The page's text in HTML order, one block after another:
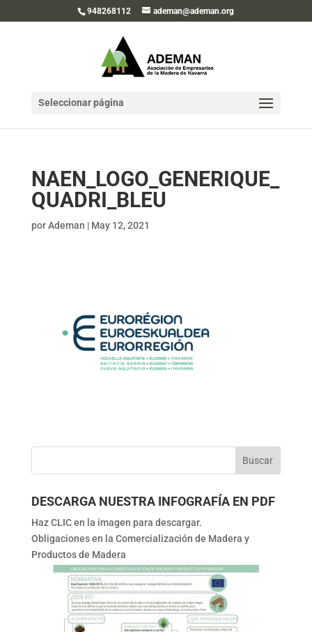
948268112 ademan@ademan.org
Seleccionar página
NAEN_LOGO_GENERIQUE_
QUADRI_BLEU
porAdeman | May 12, 2021
DESCARGA NUESTRA INFOGRAFÍA EN PDF
Haz CLIC en la imagen para descargar.
Obligaciones en la Comercialización de Madera y
Productos de Madera